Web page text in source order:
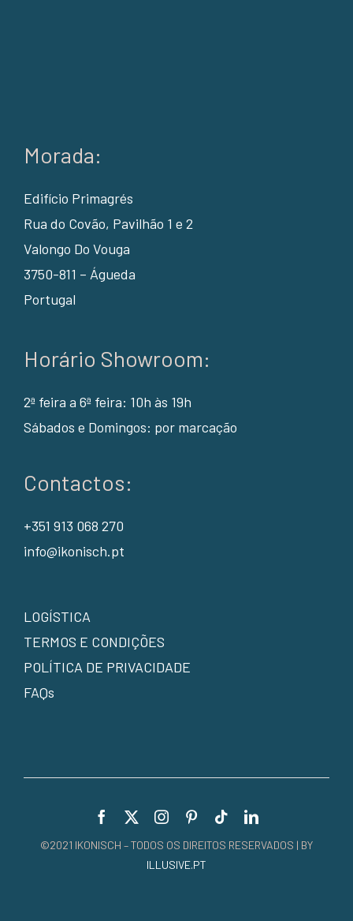
Morada:
Edifício Primagrés
Rua do Covão, Pavilhão 1 e 2
Valongo Do Vouga
3750-811 – Águeda
Portugal
Horário Showroom:
2ª feira a 6ª feira: 10h às 19h
Sábados e Domingos: por marcação
Contactos:
+351 913 068 270
info@ikonisch.pt
LOGÍSTICA
TERMOS E CONDIÇÕES
POLÍTICA DE PRIVACIDADE
FAQs
©2021 IKONISCH – TODOS OS DIREITOS RESERVADOS | BY
ILLUSIVE.PT